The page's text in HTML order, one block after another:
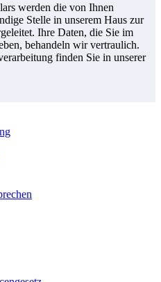
werden die von Ihnen
Stelle in unserem Haus zur
Ihre Daten, die Sie im
behandeln wir vertraulich.
finden Sie in unserer